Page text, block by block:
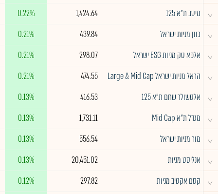
^ מיטב ת״א 125 1,424.64
0.22%
^ כוון מניות ישראל 439.84
0.21%
^ אלפא טק מניות ESG ישראל 298.07
0.21%
^ הראל מניות ישראל Large & Mid Cap 474.55
0.21%
^ אלטשולר שחם ת"א 125 416.53
0.13%
^ מגדל ת"א Mid Cap 1,731.11
0.13%
^ מור מניות ישראל 556.54
0.13%
^ אנליסט מניות 20,451.02
0.13%
^ קסם אקטיב מניות 297.82
0.12%